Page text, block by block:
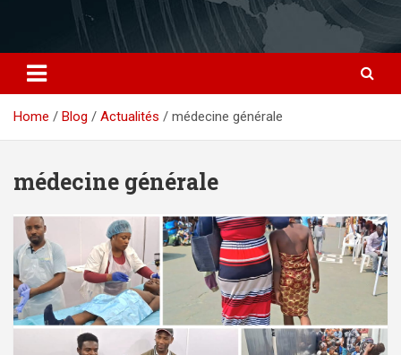
Home Blog Actualités médecine générale
médecine générale